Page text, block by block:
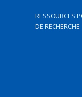
RESSOURCES
DE RECHERCHE